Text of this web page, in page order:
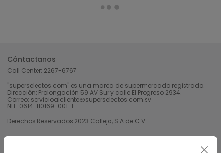
Cóntactanos
Call Center: 2267-6767
"superselectos.com" es una marca de supermercado registrado.
Dirección: Prolongación 59 AV Sur y calle El Progreso 2934.
Correo: servicioalcliente@superselectos.com.sv
NIT: 0614-110169-001-1
Derechos Reservados 2023 Calleja, S.A de C.V.